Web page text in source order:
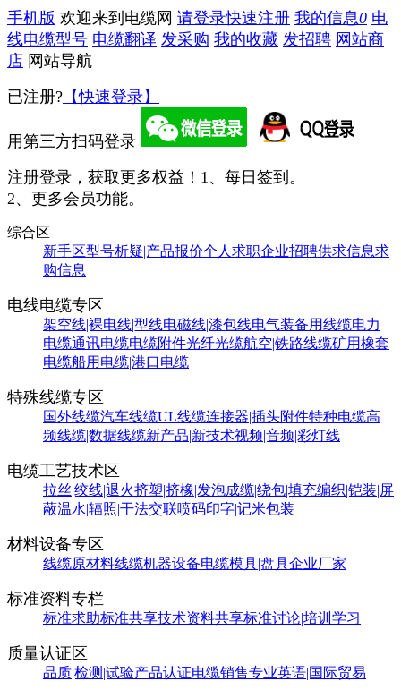
手机版 欢迎来到电缆网 请登录快速注册 我的信息0 电
线电缆型号 电缆翻译 发采购 我的收藏 发招聘 网站商
店 网站导航
已注册? 【快速登录】
用第三方扫码登录
注册登录，获取更多权益！ 1、每日签到。
2、更多会员功能。
综合区
新手区型号析疑|产品报价个人求职企业招聘供求信息求
购信息
电线电缆专区
架空线|裸电线|型线电磁线|漆包线电气装备用线缆电力
电缆通讯电缆电缆附件光纤光缆航空|铁路线缆矿用橡套
电缆船用电缆|港口电缆
特殊线缆专区
国外线缆汽车线缆UL线缆连接器|插头附件特种电缆高
频线缆|数据线缆新产品|新技术视频|音频|彩灯线
电缆工艺技术区
拉丝|绞线|退火挤塑|挤橡|发泡成缆|绕包|填充编织|铠装|屏
蔽温水|辐照|干法交联喷码印字|记米包装
材料设备专区
线缆原材料线缆机器设备电缆模具|盘具企业厂家
标准资料专栏
标准求助标准共享技术资料共享标准讨论|培训学习
质量认证区
品质|检测|试验产品认证电缆销售专业英语|国际贸易